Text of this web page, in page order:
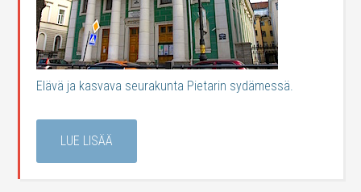
Elävä ja kasvava seurakunta Pietarin sydämessä.
LUE LISÄÄ